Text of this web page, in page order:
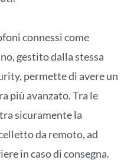
connessi come
gestito dalla stessa
permette di avere un
più avanzato. Tra le
sicuramente la
da remoto, ad
in caso di consegna.